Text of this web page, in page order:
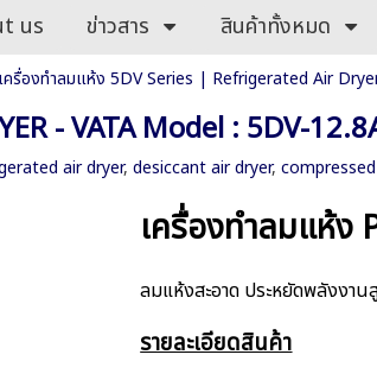
us ข่าวสาร สินค้าทั้งหมด
เครื่องทำลมแห้ง 5DV Series | Refrigerated Air
- VATA Model : 5DV-
air dryer, desiccant air dryer,
เครื่องทำลมแห้ง
ลมแห้งสะอาด ประหยัดพลังงา
รายละเอียดสินค้า